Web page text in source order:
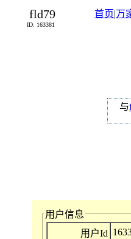
fld79
ID: 163381
首页|万
与
用户信息
用户Id